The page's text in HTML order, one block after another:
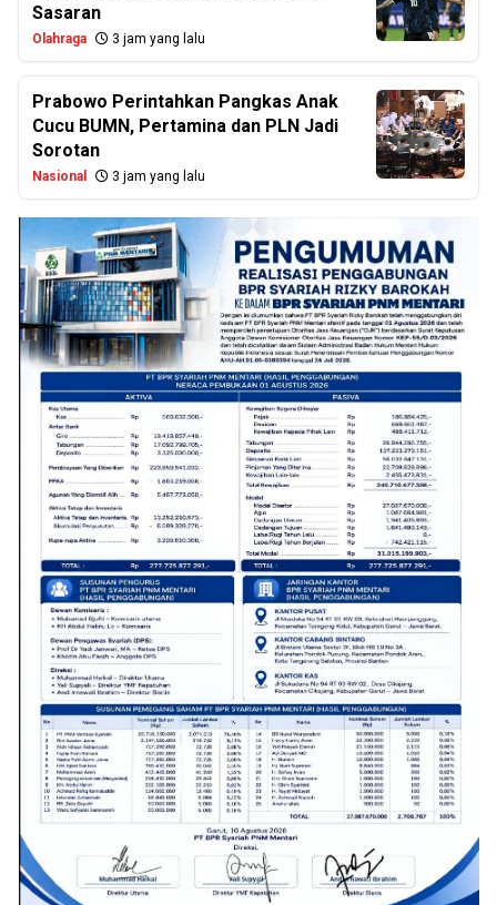
Sasaran
Olahraga 3 jam yang lalu
Prabowo Perintahkan Pangkas Anak
Cucu BUMN, Pertamina dan PLN Jadi
Sorotan
Nasional 3 jam yang lalu